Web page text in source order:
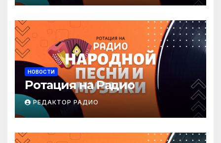
НОВОСТИ
Ротация на Радио
РЕДАКТОР РАДИО